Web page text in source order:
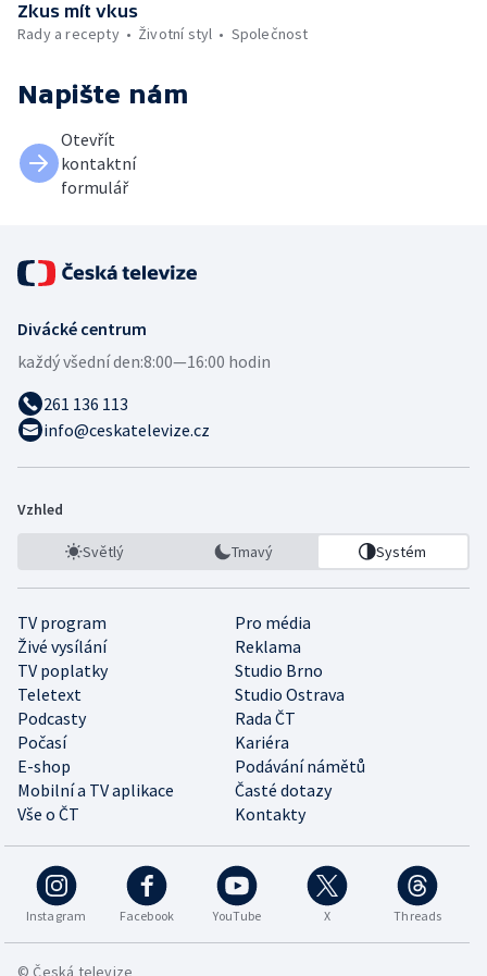
Zkus mít vkus
Rady a recepty
Životní styl Společnost
Napište nám
Otevřít
kontaktní
formulář
Divácké centrum
každý všední den:8:00—16:00 hodin
261 136 113
info@ceskatelevize.cz
Vzhled
Světlý Tmavý Systém
TV program
Pro média
Živé vysílání
Reklama
TV poplatky
Studio Brno
Teletext
Studio Ostrava
Podcasty
Rada ČT
Počasí
Kariéra
E-shop
Podávání námětů
Mobilní a TV aplikace
Časté dotazy
Vše o ČT
Kontakty
Instagram Facebook YouTube X Threads
© Česká televize